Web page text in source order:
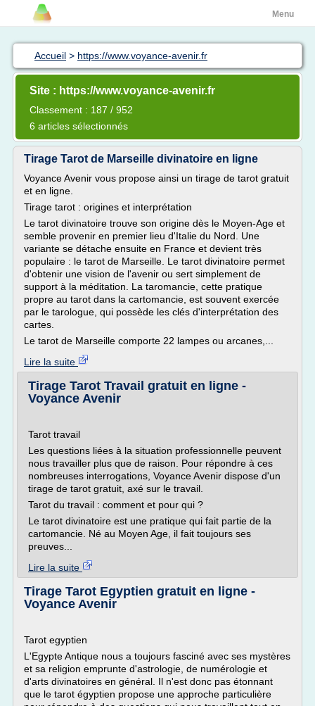
Menu
Accueil > https://www.voyance-avenir.fr
Site : https://www.voyance-avenir.fr
Classement : 187 / 952
6 articles sélectionnés
Tirage Tarot de Marseille divinatoire en ligne
Voyance Avenir vous propose ainsi un tirage de tarot gratuit
et en ligne.
Tirage tarot : origines et interprétation
Le tarot divinatoire trouve son origine dès le Moyen-Age et
semble provenir en premier lieu d'Italie du Nord. Une
variante se détache ensuite en France et devient très
populaire : le tarot de Marseille. Le tarot divinatoire permet
d'obtenir une vision de l'avenir ou sert simplement de
support à la méditation. La taromancie, cette pratique
propre au tarot dans la cartomancie, est souvent exercée
par le tarologue, qui possède les clés d'interprétation des
cartes.
Le tarot de Marseille comporte 22 lampes ou arcanes,...
Lire la suite
Tirage Tarot Travail gratuit en ligne -
Voyance Avenir
Tarot travail
Les questions liées à la situation professionnelle peuvent
nous travailler plus que de raison. Pour répondre à ces
nombreuses interrogations, Voyance Avenir dispose d'un
tirage de tarot gratuit, axé sur le travail.
Tarot du travail : comment et pour qui ?
Le tarot divinatoire est une pratique qui fait partie de la
cartomancie. Né au Moyen Age, il fait toujours ses
preuves...
Lire la suite
Tirage Tarot Egyptien gratuit en ligne -
Voyance Avenir
Tarot egyptien
L'Egypte Antique nous a toujours fasciné avec ses mystères
et sa religion emprunte d'astrologie, de numérologie et
d'arts divinatoires en général. Il n'est donc pas étonnant
que le tarot égyptien propose une approche particulière